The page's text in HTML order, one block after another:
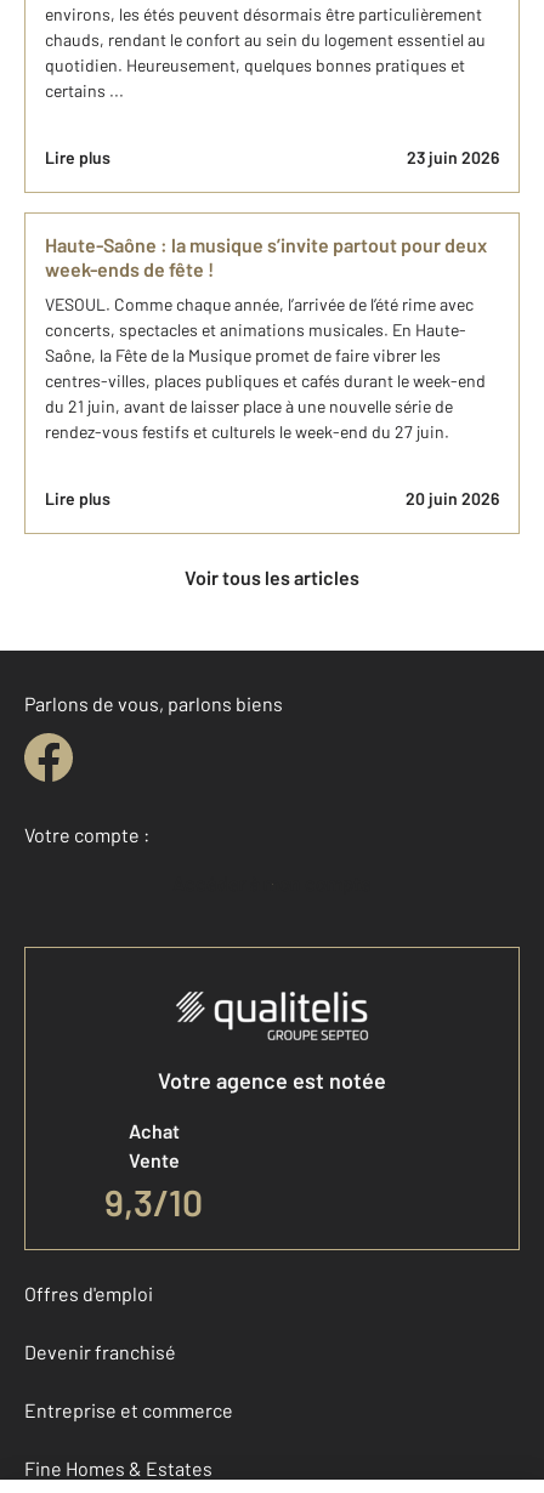
environs, les étés peuvent désormais être particulièrement
chauds, rendant le confort au sein du logement essentiel au
quotidien. Heureusement, quelques bonnes pratiques et
certains ...
Lire plus 23 juin 2026
Haute-Saône : la musique s’invite partout pour deux
week-ends de fête !
VESOUL. Comme chaque année, l’arrivée de l’été rime avec
concerts, spectacles et animations musicales. En Haute-
Saône, la Fête de la Musique promet de faire vibrer les
centres-villes, places publiques et cafés durant le week-end
du 21 juin, avant de laisser place à une nouvelle série de
rendez-vous festifs et culturels le week-end du 27 juin.
Lire plus 20 juin 2026
Voir tous les articles
Parlons de vous, parlons biens
Votre compte :
Accéder à mon compte
Votre agence est notée
Achat
Vente
9,3/10
Offres d'emploi
Devenir franchisé
Entreprise et commerce
Fine Homes & Estates